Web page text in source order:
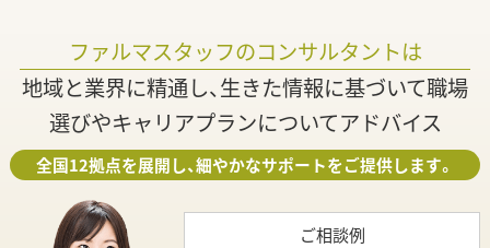
ファルマスタッフのコンサルタントは
地域と業界に精通し、生きた情報に基づいて職場
選びやキャリアプランについてアドバイス
全国12拠点を展開し、細やかなサポートをご提供します。
ご相談例